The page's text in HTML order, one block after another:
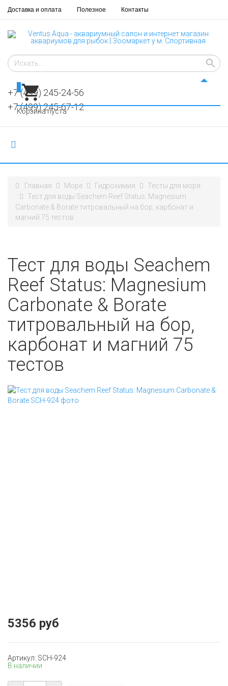
Доставка и оплата Полезное Контакты
+7 (499) 245-24-56
+7 (499) 245-67-12
Корзина пуста
Главная Море Гидрохимия
Тесты для моря
Тест для воды Seachem Reef Status: Magnesium
Carbonate & Borate титровальный на бор, карбонат и
магний 75 тестов
Тест для воды Seachem
Reef Status: Magnesium
Carbonate & Borate
титровальный на бор,
карбонат и магний 75
тестов
5356 руб
Артикул: SCH-924
В наличии